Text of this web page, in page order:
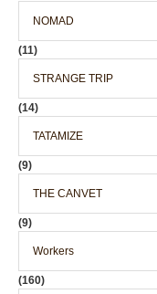
NOMAD
(11)
STRANGE TRIP
(14)
TATAMIZE
(9)
THE CANVET
(9)
Workers
(160)